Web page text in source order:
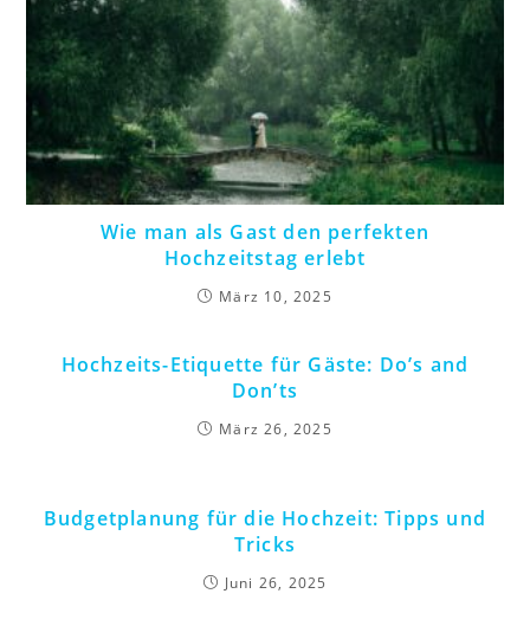
Wie man als Gast den perfekten
Hochzeitstag erlebt
März 10, 2025
Hochzeits-Etiquette für Gäste: Do’s and
Don’ts
März 26, 2025
Budgetplanung für die Hochzeit: Tipps und
Tricks
Juni 26, 2025